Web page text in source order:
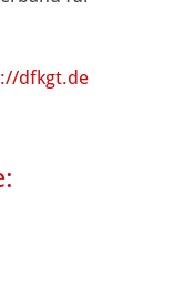
dfkgt.de